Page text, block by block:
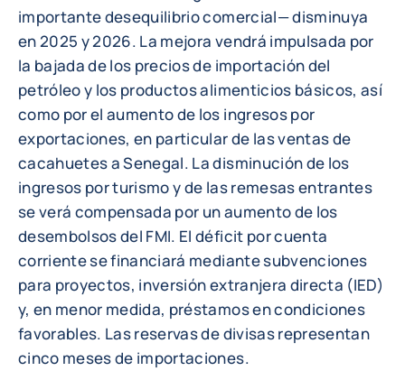
importante desequilibrio comercial— disminuya
en 2025 y 2026. La mejora vendrá impulsada por
la bajada de los precios de importación del
petróleo y los productos alimenticios básicos, así
como por el aumento de los ingresos por
exportaciones, en particular de las ventas de
cacahuetes a Senegal. La disminución de los
ingresos por turismo y de las remesas entrantes
se verá compensada por un aumento de los
desembolsos del FMI. El déficit por cuenta
corriente se financiará mediante subvenciones
para proyectos, inversión extranjera directa (IED)
y, en menor medida, préstamos en condiciones
favorables. Las reservas de divisas representan
cinco meses de importaciones.